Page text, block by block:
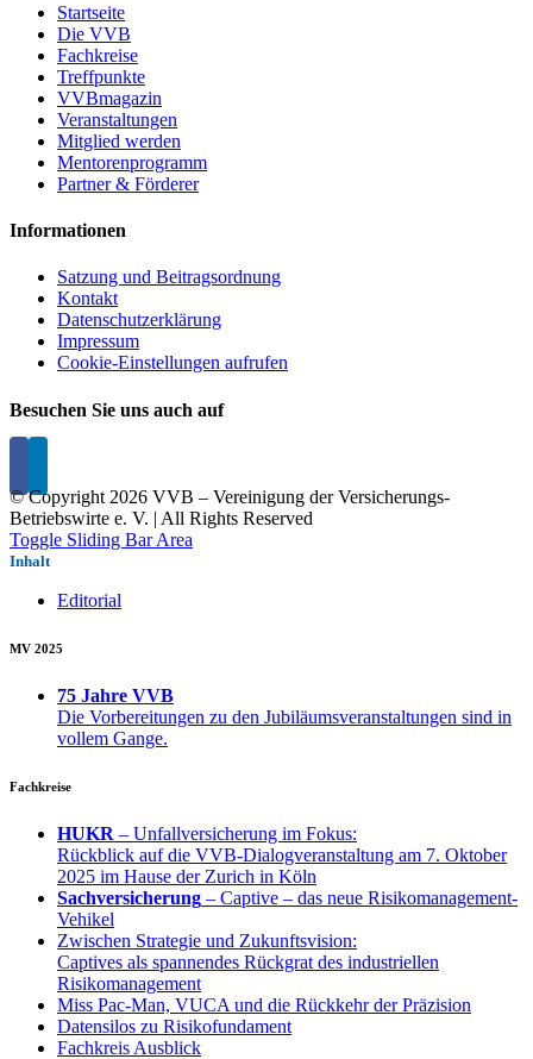
Startseite
Die VVB
Fachkreise
Treffpunkte
VVBmagazin
Veranstaltungen
Mitglied werden
Mentorenprogramm
Partner & Förderer
Informationen
Satzung und Beitragsordnung
Kontakt
Datenschutzerklärung
Impressum
Cookie-Einstellungen aufrufen
Besuchen Sie uns auch auf
© Copyright 2026 VVB – Vereinigung der Versicherungs-
Betriebswirte e. V. | All Rights Reserved
Toggle Sliding Bar Area
Inhalt
Editorial
MV 2025
75 Jahre VVB
Die Vorbereitungen zu den Jubiläumsveranstaltungen sind in
vollem Gange.
Fachkreise
HUKR – Unfallversicherung im Fokus:
Rückblick auf die VVB-Dialogveranstaltung am 7. Oktober
2025 im Hause der Zurich in Köln
Sachversicherung – Captive – das neue Risikomanagement-
Vehikel
Zwischen Strategie und Zukunftsvision:
Captives als spannendes Rückgrat des industriellen
Risikomanagement
Miss Pac-Man, VUCA und die Rückkehr der Präzision
Datensilos zu Risikofundament
Fachkreis Ausblick